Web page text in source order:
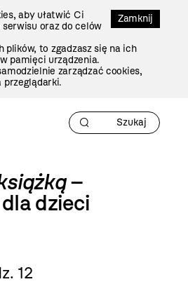
Zamknij
aby ułatwić Ci
oraz do celów
plików, to zgadzasz się na ich
pamięci urządzenia.
zarządzać cookies,
–
dzieci
12